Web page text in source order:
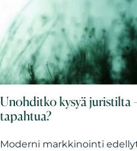
Unohditko kysyä juristilta
tapahtua?
Moderni markkinointi